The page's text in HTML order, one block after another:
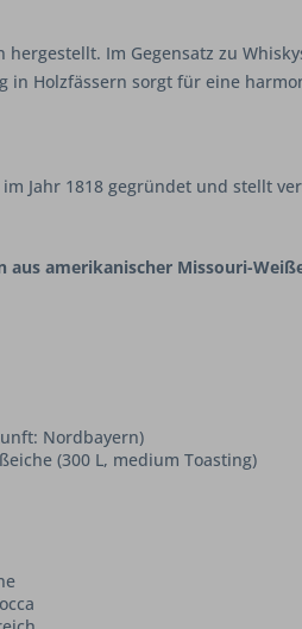
hergestellt. Im Gegensatz zu
Holzfässern sorgt für eine
Jahr 1818 gegründet und stellt
aus amerikanischer Missouri-
Nordbayern)
(300 L, medium Toasting)